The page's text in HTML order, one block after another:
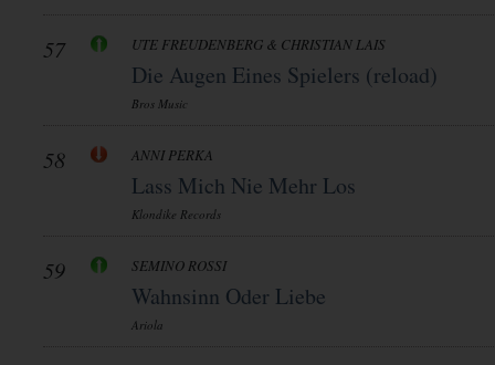
57 UTE FREUDENBERG & CHRISTIAN LAIS
Die Augen Eines Spielers (reload)
Bros Music
58 ANNI PERKA
Lass Mich Nie Mehr Los
Klondike Records
59 SEMINO ROSSI
Wahnsinn Oder Liebe
Ariola